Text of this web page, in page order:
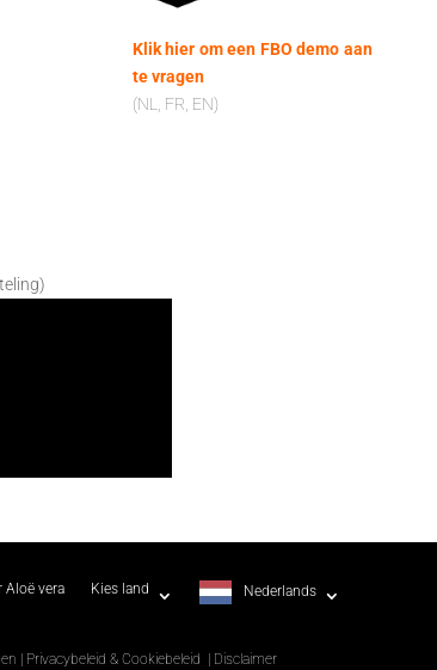
Klik hier om een FBO demo aan
te vragen
(NL, FR, EN)
Aloë vera Kies land Nederlands
Privacybeleid & Cookiebeleid
Disclaimer